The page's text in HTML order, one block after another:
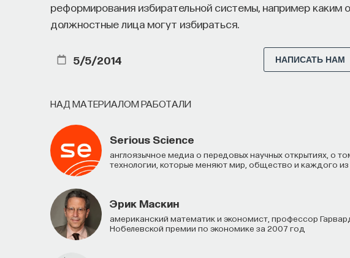
реформирования избирательной системы, например каким
должностные лица могут избираться.
5/5/2014 НАПИСАТЬ НАМ
НАД МАТЕРИАЛОМ РАБОТАЛИ
Serious Science
Англоязычное медиа о передовых научных открытиях, о том, как фундаментальная наука движет
технологии, которые меняют мир, общество и каждого из
Эрик Маскин
американский математик и экономист, профессор Гарвардского университета, лауреат
Нобелевской премии по экономике за 2007 год
Михаил Полуэктов
медицины сна университетской клинической больницы № 3.
НАД МАТЕРИАЛОМ РАБОТАЛИ
Михаил Полуэктов
МЕДИЦИНА